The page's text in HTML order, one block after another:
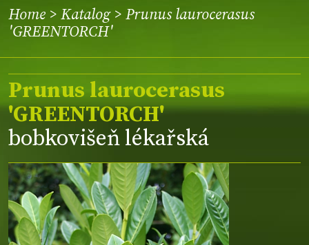
Home > Katalog> Prunus laurocerasus
'GREENTORCH'
Prunus laurocerasus
'GREENTORCH'
bobkovišeň lékařská